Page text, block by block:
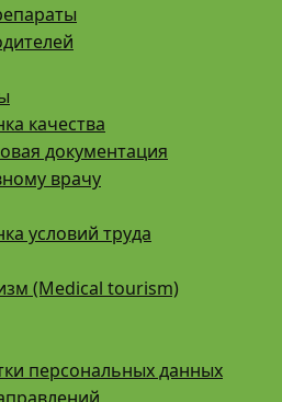
качества
документация
врачу
условий труда
(Medical tourism)
персональных данных